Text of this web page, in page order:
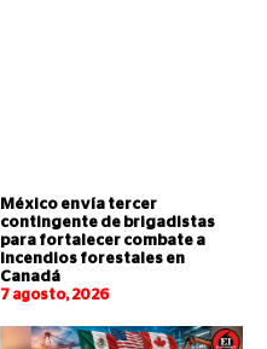
México envía tercer
contingente de brigadistas
para fortalecer combate a
incendios forestales en
Canadá
7 agosto, 2026